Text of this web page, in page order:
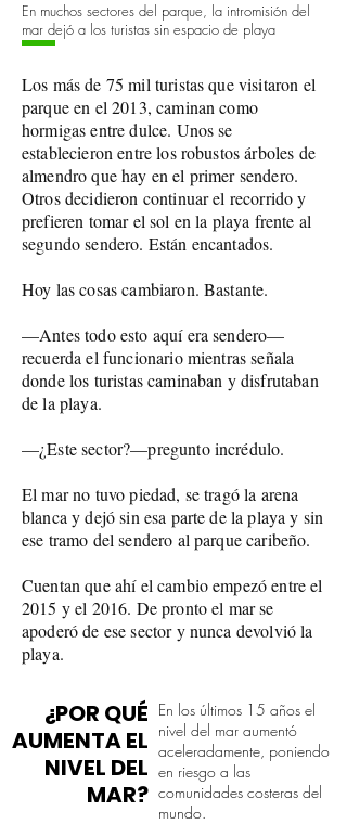
En muchos sectores del parque, la intromisión del
mar dejó a los turistas sin espacio de playa
Los más de 75 mil turistas que visitaron el
parque en el 2013, caminan como
hormigas entre dulce. Unos se
establecieron entre los robustos árboles de
almendro que hay en el primer sendero.
Otros decidieron continuar el recorrido y
prefieren tomar el sol en la playa frente al
segundo sendero. Están encantados.
Hoy las cosas cambiaron. Bastante.
—Antes todo esto aquí era sendero—
recuerda el funcionario mientras señala
donde los turistas caminaban y disfrutaban
de la playa.
—¿Este sector?—pregunto incrédulo.
El mar no tuvo piedad, se tragó la arena
blanca y dejó sin esa parte de la playa y sin
ese tramo del sendero al parque caribeño.
Cuentan que ahí el cambio empezó entre el
2015 y el 2016. De pronto el mar se
apoderó de ese sector y nunca devolvió la
playa.
¿POR QUÉ
AUMENTA EL
NIVEL DEL
MAR?
En los últimos 15 años el
nivel del mar aumentó
aceleradamente, poniendo
en riesgo a las
comunidades costeras del
mundo.